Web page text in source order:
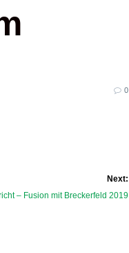
0
Next:
– Fusion mit Breckerfeld 2019